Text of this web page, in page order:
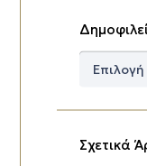
Σχετικά